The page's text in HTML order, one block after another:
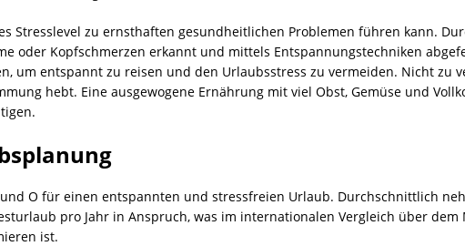
Stresslevel zu ernsthaften gesundheitlichen Problemen führen kann.
oder Kopfschmerzen erkannt und mittels Entspannungstechniken
um entspannt zu reisen und den Urlaubsstress zu vermeiden. Nicht zu
hebt. Eine ausgewogene Ernährung mit viel Obst, Gemüse und
O für einen entspannten und stressfreien Urlaub. Durchschnittlich
pro Jahr in Anspruch, was im internationalen Vergleich über
ist.